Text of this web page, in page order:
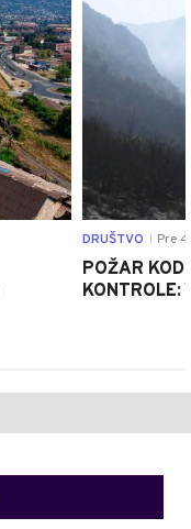
DRUŠTVO Pre
POŽAR KOD
KONTROLE: